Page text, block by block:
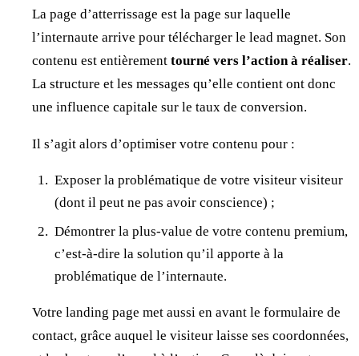
La page d’atterrissage est la page sur laquelle
l’internaute arrive pour télécharger le lead magnet. Son
contenu est entièrement tourné vers l’action à réaliser.
La structure et les messages qu’elle contient ont donc
une influence capitale sur le taux de conversion.
Il s’agit alors d’optimiser votre contenu pour :
Exposer la problématique de votre visiteur visiteur
(dont il peut ne pas avoir conscience) ;
Démontrer la plus-value de votre contenu premium,
c’est-à-dire la solution qu’il apporte à la
problématique de l’internaute.
Votre landing page met aussi en avant le formulaire de
contact, grâce auquel le visiteur laisse ses coordonnées,